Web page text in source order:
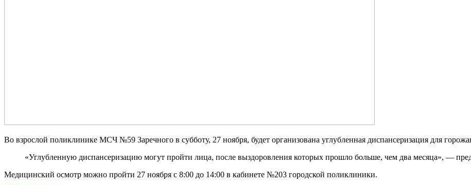
Во взрослой поликлинике МСЧ №59 Заречного в субботу, 27 ноября, будет организована углубленная диспансеризация для
«Углубленную диспансеризацию могут пройти лица, после выздоровления которых прошло больше, чем два месяца», —
Медицинский осмотр можно пройти 27 ноября с 8:00 до 14:00 в кабинете №203 городской поликлиники.